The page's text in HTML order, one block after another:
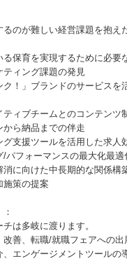
るのが難しい経営課題を抱え
る保育を実現するために必要
ティング課題の発見
ク！」ブランドのサービスを
ティブチームとのコンテンツ
から納品までの伴走
グ支援ツールを活用した求人
/パフォーマンスの最大化最適
消に向けた中長期的な関係構
施策の提案
は多岐に渡ります。
改善、転職/就職フェアへの
、エンゲージメントツールの